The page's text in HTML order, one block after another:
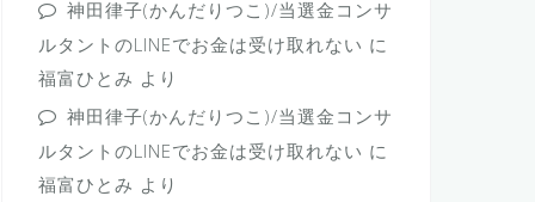
神田律子(かんだりつこ)/当選金コンサ
ルタントのLINEでお金は受け取れない に
福富ひとみ より
神田律子(かんだりつこ)/当選金コンサ
ルタントのLINEでお金は受け取れない に
福富ひとみ より